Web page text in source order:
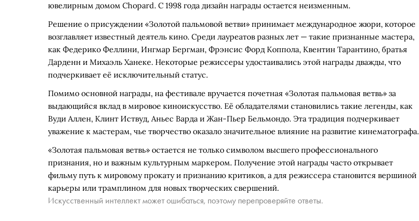
ювелирным домом Chopard. С 1998 года дизайн награды остается неизменным.
Решение о присуждении «Золотой пальмовой ветви» принимает международное жюри, которое
возглавляет известный деятель кино. Среди лауреатов разных лет — такие признанные мастера,
как Федерико Феллини, Ингмар Бергман, Фрэнсис Форд Коппола, Квентин Тарантино, братья
Дарденн и Михаэль Ханеке. Некоторые режиссеры удостаивались этой награды дважды, что
подчеркивает её исключительный статус.
Помимо основной награды, на фестивале вручается почетная «Золотая пальмовая ветвь» за
выдающийся вклад в мировое киноискусство. Её обладателями становились такие легенды, как
Вуди Аллен, Клинт Иствуд, Аньес Варда и Жан-Пьер Бельмондо. Эта традиция подчеркивает
уважение к мастерам, чье творчество оказало значительное влияние на развитие кинематографа.
«Золотая пальмовая ветвь» остается не только символом высшего профессионального
признания, но и важным культурным маркером. Получение этой награды часто открывает
фильму путь к мировому прокату и признанию критиков, а для режиссера становится вершиной
карьеры или трамплином для новых творческих свершений.
Искусственный интеллект может ошибаться, поэтому перепроверяйте ответы.